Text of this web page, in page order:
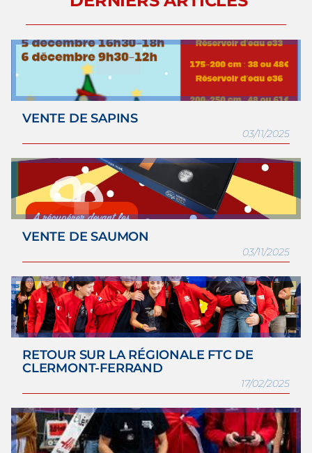
VENTE DE SAPINS
03/11/2025
VENTE DE SAUMON
03/11/2025
RETOUR SUR LA RÉGIONALE FTC DE
CLERMONT-FERRAND
17/02/2025